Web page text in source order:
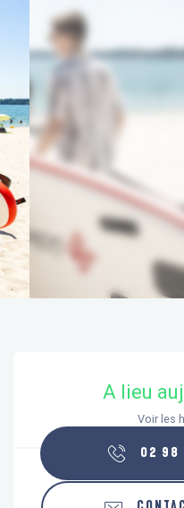
Ouverture et
A lieu
Voir les
02 98